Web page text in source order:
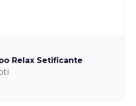
Relax Setificante